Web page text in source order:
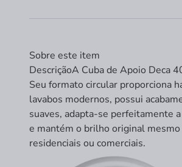
Sobre este item
DescriçãoA Cuba de Apoio Deca
Seu formato circular proporciona
lavabos modernos, possui
suaves, adapta-se perfeitamente
e mantém o brilho original
residenciais ou comerciais.